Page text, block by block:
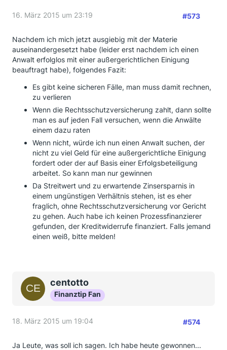
16. März 2015 um 23:19 #573
Nachdem ich mich jetzt ausgiebig mit der Materie
auseinandergesetzt habe (leider erst nachdem ich einen
Anwalt erfolglos mit einer außergerichtlichen Einigung
beauftragt habe), folgendes Fazit:
Es gibt keine sicheren Fälle, man muss damit rechnen,
zu verlieren
Wenn die Rechtsschutzversicherung zahlt, dann sollte
man es auf jeden Fall versuchen, wenn die Anwälte
einem dazu raten
Wenn nicht, würde ich nun einen Anwalt suchen, der
nicht zu viel Geld für eine außergerichtliche Einigung
fordert oder der auf Basis einer Erfolgsbeteiligung
arbeitet. So kann man nur gewinnen
Da Streitwert und zu erwartende Zinsersparnis in
einem ungünstigen Verhältnis stehen, ist es eher
fraglich, ohne Rechtsschutzversicherung vor Gericht
zu gehen. Auch habe ich keinen Prozessfinanzierer
gefunden, der Kreditwiderrufe finanziert. Falls jemand
einen weiß, bitte melden!
centotto
Finanztip Fan
18. März 2015 um 19:04 #574
Ja Leute, was soll ich sagen. Ich habe heute gewonnen...